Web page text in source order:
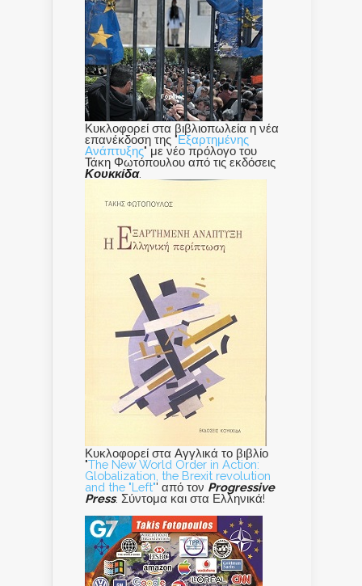
Κυκλοφορεί στα βιβλιοπωλεία η νέα
επανέκδοση της "Εξαρτημένης
Ανάπτυξης" με νέο πρόλογο του
Τάκη Φωτόπουλου από τις εκδόσεις
Κουκκίδα.
Κυκλοφορεί στα Αγγλικά το βιβλίο
"The New World Order in Action:
Globalization, the Brexit revolution
and the "Left"' από τον Progressive
Press. Σύντομα και στα Ελληνικά!